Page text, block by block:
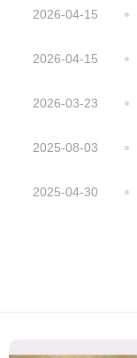
2026-04-15
2026-04-15
2026-03-23
2025-08-03
2025-04-30